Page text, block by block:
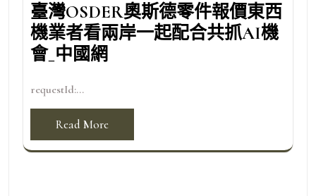
臺灣OSDER奧斯德零件報價東西
機業者看兩岸一起配合共抓AI機
會_中國網
requestId:...
Read More